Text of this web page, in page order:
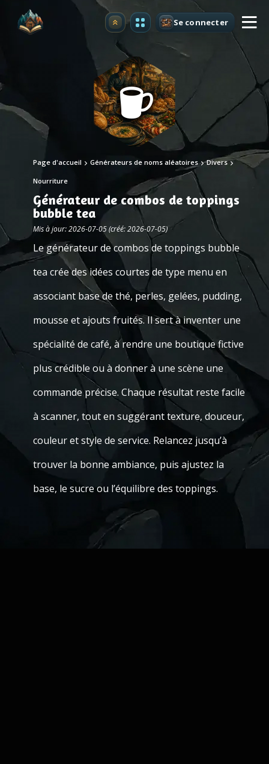
Premium Se connecter
Page d'accueil Générateurs de noms aléatoires Divers
Nourriture
Générateur de combos de toppings
bubble tea
Mis à jour: 2026-07-05 (créé: 2026-07-05)
Le générateur de combos de toppings bubble
tea crée des idées courtes de type menu en
associant base de thé, perles, gelées, pudding,
mousse et ajouts fruités. Il sert à inventer une
spécialité de café, à rendre une boutique fictive
plus crédible ou à donner à une scène une
commande précise. Chaque résultat reste facile
à scanner, tout en suggérant texture, douceur,
couleur et style de service. Relancez jusqu’à
trouver la bonne ambiance, puis ajustez la
base, le sucre ou l’équilibre des toppings.